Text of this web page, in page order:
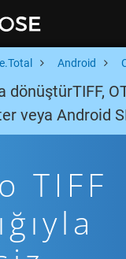
Android
dönüştürTIFF,
veya Android
TIFF